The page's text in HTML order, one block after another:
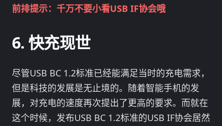
前排提示：千万不要小看USB IF协会哦
快充现世
尽管USB BC 1.2标准已经能满足当时的充电需求，
但是科技的发展是无止境的。随着智能手机的发
展，对充电的速度再次提出了更高的要求。而就在
这个时候，发布USB BC 1.2标准的USB IF协会居然